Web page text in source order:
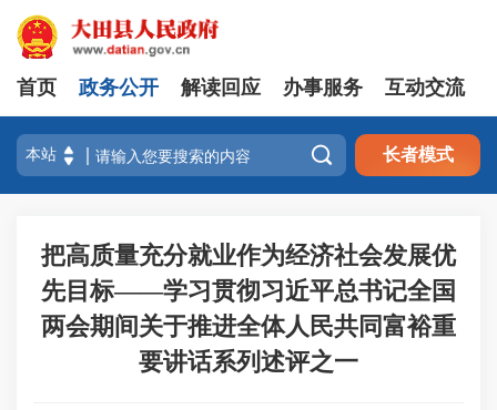
首页 政务公开 解读回应 办事服务 互动交流
 长者模式
把高质量充分就业作为经济社会发展优
先目标——学习贯彻习近平总书记全国
两会期间关于推进全体人民共同富裕重
要讲话系列述评之一